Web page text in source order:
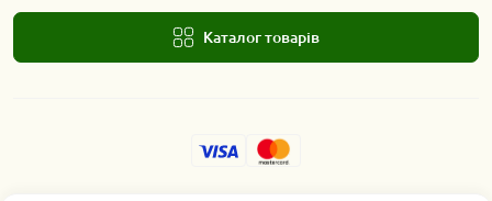
Каталог товарів